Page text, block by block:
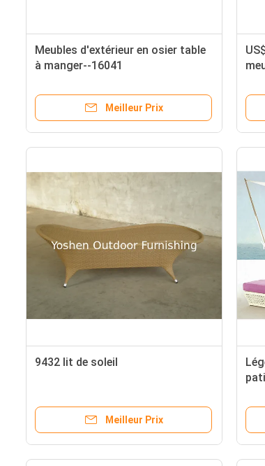
Meubles d'extérieur en osier table
à manger--16041
Meilleur Prix
9432 lit de soleil
Meilleur Prix